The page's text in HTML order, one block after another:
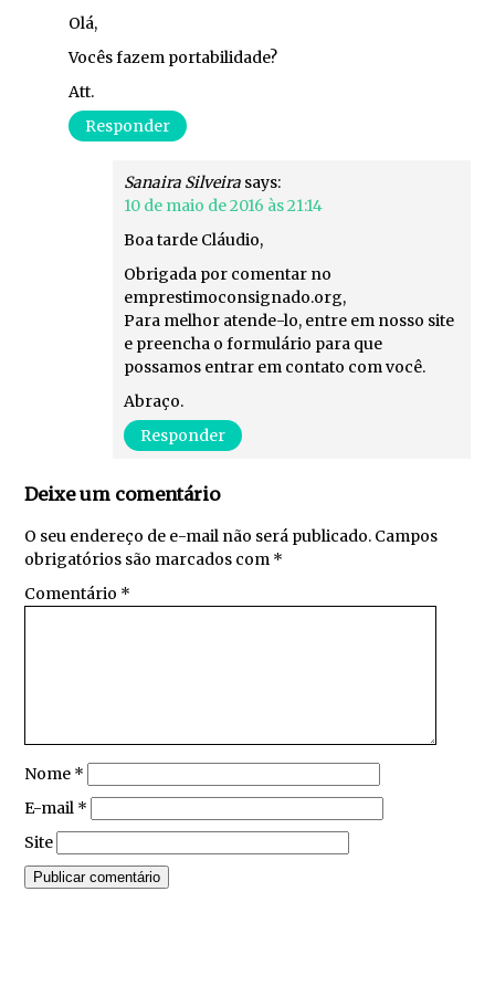
Olá,
Vocês fazem portabilidade?
Att.
Responder
Sanaira Silveira says:
10 de maio de 2016 às 21:14
Boa tarde Cláudio,
Obrigada por comentar no
emprestimoconsignado.org,
Para melhor atende-lo, entre em nosso site
e preencha o formulário para que
possamos entrar em contato com você.
Abraço.
Responder
Deixe um comentário
O seu endereço de e-mail não será publicado. Campos
obrigatórios são marcados com *
Comentário *
Nome *
E-mail *
Site